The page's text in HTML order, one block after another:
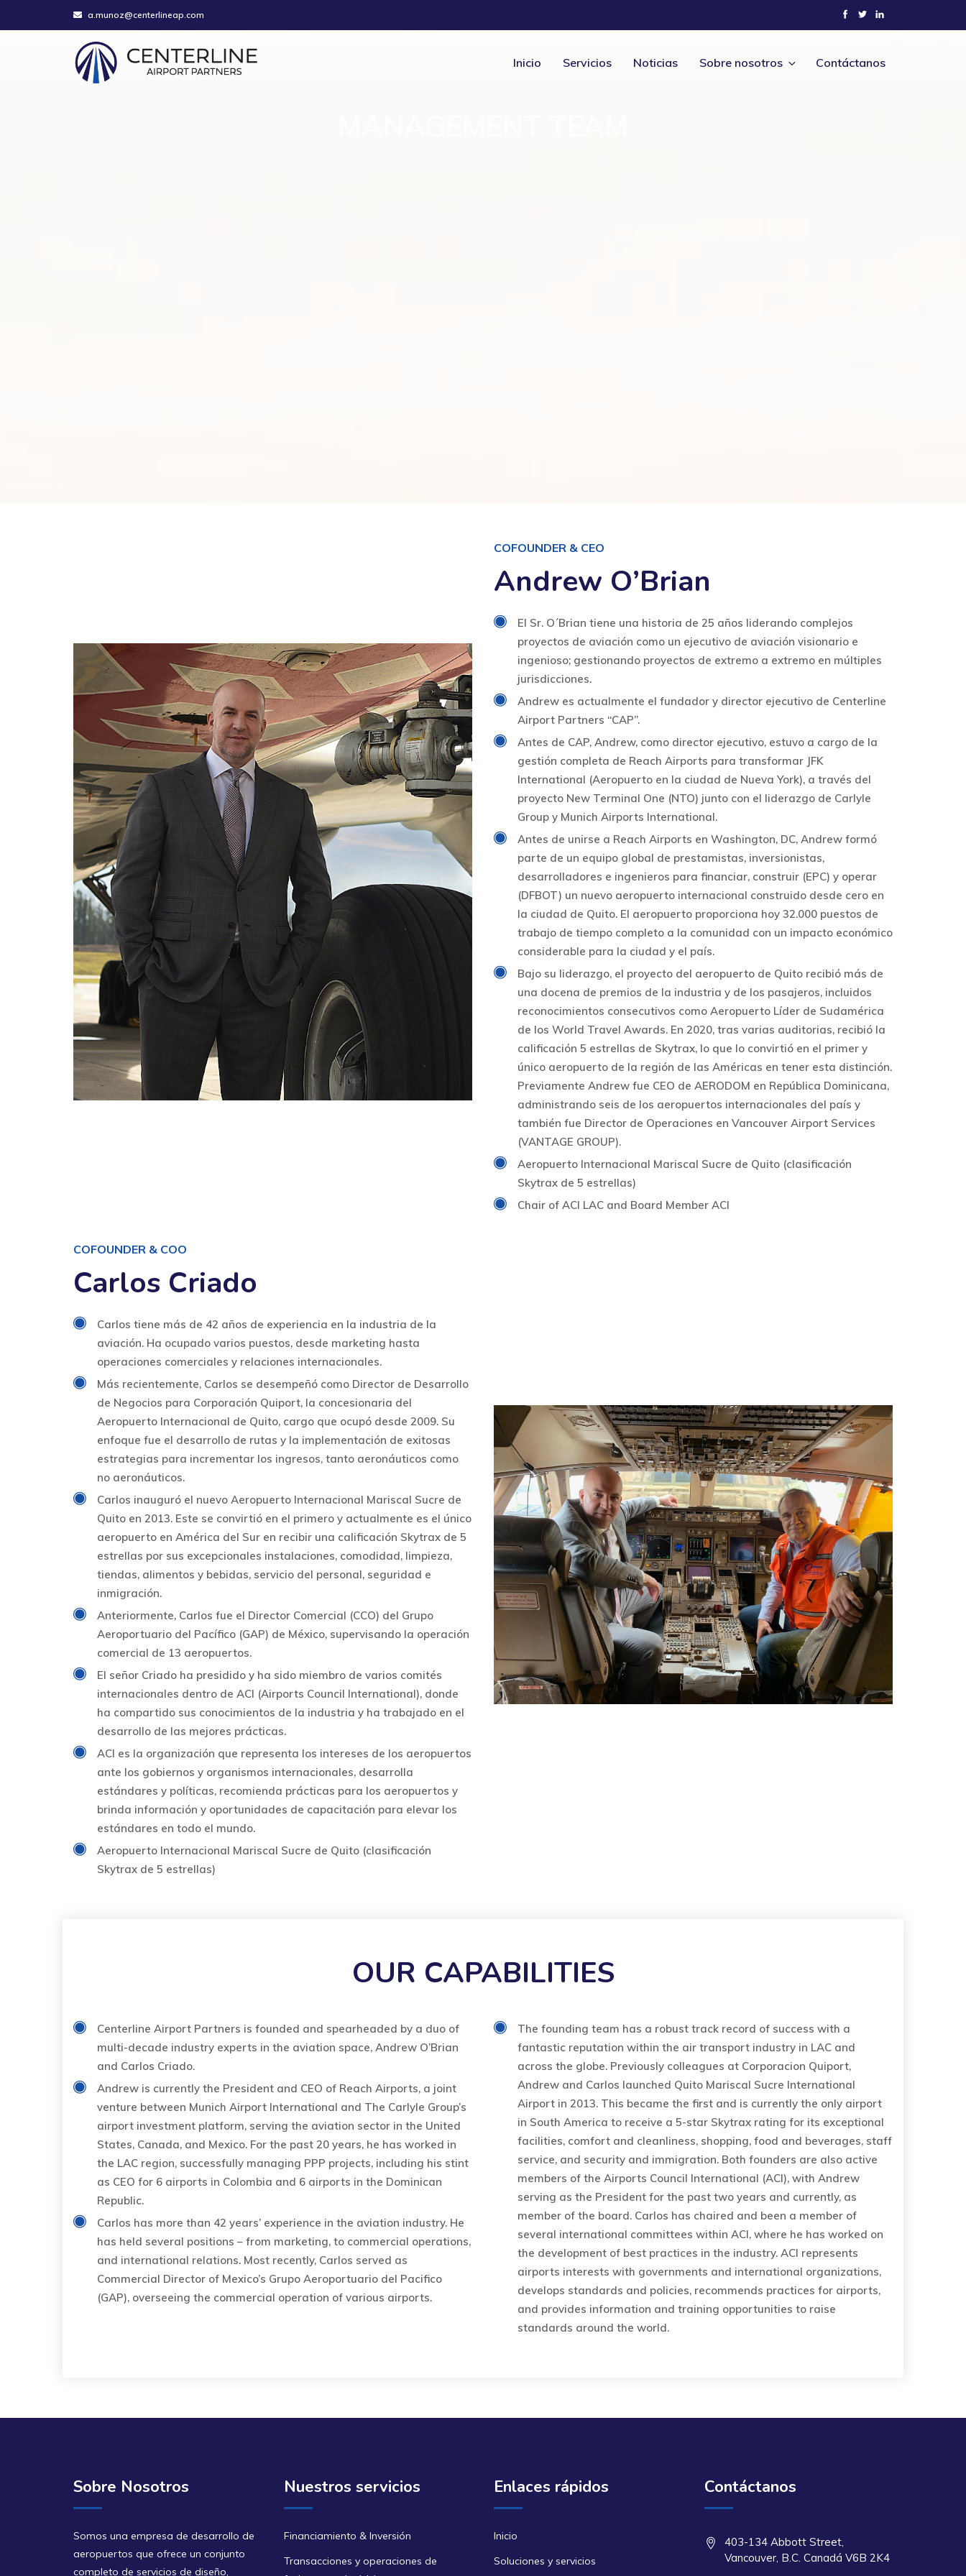
a.munoz@centerlineap.com
Inicio Servicios Noticias Sobre nosotros Contáctanos
COFOUNDER & CEO
Andrew O’Brian
El Sr. O´Brian tiene una historia de 25 años liderando complejos
proyectos de aviación como un ejecutivo de aviación visionario e
ingenioso; gestionando proyectos de extremo a extremo en múltiples
jurisdicciones.
Andrew es actualmente el fundador y director ejecutivo de Centerline
Airport Partners “CAP”.
Antes de CAP, Andrew, como director ejecutivo, estuvo a cargo de la
gestión completa de Reach Airports para transformar JFK
International (Aeropuerto en la ciudad de Nueva York), a través del
proyecto New Terminal One (NTO) junto con el liderazgo de Carlyle
Group y Munich Airports International.
Antes de unirse a Reach Airports en Washington, DC, Andrew formó
parte de un equipo global de prestamistas, inversionistas,
desarrolladores e ingenieros para financiar, construir (EPC) y operar
(DFBOT) un nuevo aeropuerto internacional construido desde cero en
la ciudad de Quito. El aeropuerto proporciona hoy 32.000 puestos de
trabajo de tiempo completo a la comunidad con un impacto económico
considerable para la ciudad y el país.
Bajo su liderazgo, el proyecto del aeropuerto de Quito recibió más de
una docena de premios de la industria y de los pasajeros, incluidos
reconocimientos consecutivos como Aeropuerto Líder de Sudamérica
de los World Travel Awards. En 2020, tras varias auditorias, recibió la
calificación 5 estrellas de Skytrax, lo que lo convirtió en el primer y
único aeropuerto de la región de las Américas en tener esta distinción.
Previamente Andrew fue CEO de AERODOM en República Dominicana,
administrando seis de los aeropuertos internacionales del país y
también fue Director de Operaciones en Vancouver Airport Services
(VANTAGE GROUP).
Aeropuerto Internacional Mariscal Sucre de Quito (clasificación
Skytrax de 5 estrellas)
Chair of ACI LAC and Board Member ACI
COFOUNDER & COO
Carlos Criado
Carlos tiene más de 42 años de experiencia en la industria de la
aviación. Ha ocupado varios puestos, desde marketing hasta
operaciones comerciales y relaciones internacionales.
Más recientemente, Carlos se desempeñó como Director de Desarrollo
de Negocios para Corporación Quiport, la concesionaria del
Aeropuerto Internacional de Quito, cargo que ocupó desde 2009. Su
enfoque fue el desarrollo de rutas y la implementación de exitosas
estrategias para incrementar los ingresos, tanto aeronáuticos como
no aeronáuticos.
Carlos inauguró el nuevo Aeropuerto Internacional Mariscal Sucre de
Quito en 2013. Este se convirtió en el primero y actualmente es el único
aeropuerto en América del Sur en recibir una calificación Skytrax de 5
estrellas por sus excepcionales instalaciones, comodidad, limpieza,
tiendas, alimentos y bebidas, servicio del personal, seguridad e
inmigración.
Anteriormente, Carlos fue el Director Comercial (CCO) del Grupo
Aeroportuario del Pacífico (GAP) de México, supervisando la operación
comercial de 13 aeropuertos.
El señor Criado ha presidido y ha sido miembro de varios comités
internacionales dentro de ACI (Airports Council International), donde
ha compartido sus conocimientos de la industria y ha trabajado en el
desarrollo de las mejores prácticas.
ACI es la organización que representa los intereses de los aeropuertos
ante los gobiernos y organismos internacionales, desarrolla
estándares y políticas, recomienda prácticas para los aeropuertos y
brinda información y oportunidades de capacitación para elevar los
estándares en todo el mundo.
Aeropuerto Internacional Mariscal Sucre de Quito (clasificación
Skytrax de 5 estrellas)
OUR CAPABILITIES
Centerline Airport Partners is founded and spearheaded by a duo of
multi-decade industry experts in the aviation space, Andrew O’Brian
and Carlos Criado.
Andrew is currently the President and CEO of Reach Airports, a joint
venture between Munich Airport International and The Carlyle Group’s
airport investment platform, serving the aviation sector in the United
States, Canada, and Mexico. For the past 20 years, he has worked in
the LAC region, successfully managing PPP projects, including his stint
as CEO for 6 airports in Colombia and 6 airports in the Dominican
Republic.
Carlos has more than 42 years’ experience in the aviation industry. He
has held several positions – from marketing, to commercial operations,
and international relations. Most recently, Carlos served as
Commercial Director of Mexico’s Grupo Aeroportuario del Pacifico
(GAP), overseeing the commercial operation of various airports.
The founding team has a robust track record of success with a
fantastic reputation within the air transport industry in LAC and
across the globe. Previously colleagues at Corporacion Quiport,
Andrew and Carlos launched Quito Mariscal Sucre International
Airport in 2013. This became the first and is currently the only airport
in South America to receive a 5-star Skytrax rating for its exceptional
facilities, comfort and cleanliness, shopping, food and beverages, staff
service, and security and immigration. Both founders are also active
members of the Airports Council International (ACI), with Andrew
serving as the President for the past two years and currently, as
member of the board. Carlos has chaired and been a member of
several international committees within ACI, where he has worked on
the development of best practices in the industry. ACI represents
airports interests with governments and international organizations,
develops standards and policies, recommends practices for airports,
and provides information and training opportunities to raise
standards around the world.
Sobre Nosotros
Somos una empresa de desarrollo de
aeropuertos que ofrece un conjunto
completo de servicios de diseño,
Nuestros servicios
Financiamiento & Inversión
Transacciones y operaciones de
Enlaces rápidos
Inicio
Soluciones y servicios
Contáctanos
403-134 Abbott Street,
Vancouver, B.C. Canadá V6B 2K4